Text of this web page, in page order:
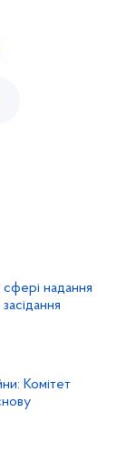
сфері надання
Комітет